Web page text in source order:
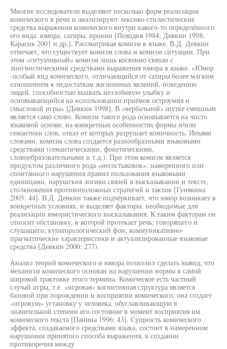
Многие исследователи выделяют несколько форм реализации
комического в речи и анализируют лексико-стилистические
средства выражения комического внутри какого-то определённого
его вида: юмора, сатиры, иронии [Походня 1984; Девкин 1998;
Карасик 2001 и др.]. Рассматривая комизм в языке, В.Д. Девкин
отмечает, что существует комизм слова и комизм ситуации. При
этом «ситуативный» комизм лишь косвенно связан с
лингвистическими средствами выражения юмора в языке. «Юмор
-особый вид комического, отличающийся от сатиры более млгким
отношением к недостаткам жизненных явлений, поведению
людей, способностью вызвать незлобивую улыбку и
основывающийся на использовании приёмов остроумия и
смысловой игры» [Девкин 1998]. В «вербальной» шутке смешным
является само слово. Комизм такого рода основывается на чисто
языковой основе, на конкретных особенностях формы и/или
семантики слов, отказ от которых разрушает комичность. Иными
словами, комизм слова создается разнообразными языковыми
средствами (семантическими, фонетическими,
словообразовательными и т.д.). При этом комизм является
продуктом различного рода «несостыковок»: намеренного или
спонтанного нарушения правил пользования языковыми
единицами, нарушгкия логики связей в высказывании и тексте,
столкновения противоположных стратегий и тактик [Гунякина
2005: 44]. В.Д. Девкин также подчёркивает, что юмор возникает в
конкретных условиях, и выделяет факторы, необходимые для
реализации юмористического высказывания. К таким факторам он
относит обстановку, в которой протекает речь; говорящего и
слушащего; купьторологический фон; коммуникативно-
прагматические характеристики и актуализированные языковые
средства [Девкин 2000: 277).
Анализ теорий комического и юмора позволил сделать вывод, что
механизм комического основан на нарушении нормы в самой
широкой трактовке этого термина. Комическое есть частный
случай игры, т.е. «игровая» когнитивная структура является
базовой при порождении и восприятии комического, она создает
«игровую» установку у человека, обуславливающую в
значительной степени его состояние в момент восприятия им
комического текста [Панина 1996: 43]. Сущность комического
эффекта, создаваемого средствами языка, состоит в намеренном
нарушении принятого способа выражения, в создании
противоречия между